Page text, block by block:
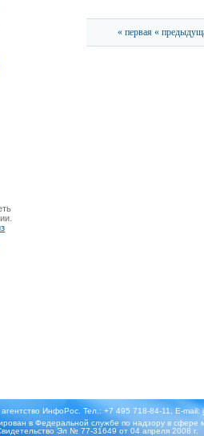
« первая «
ИнфоРос. Тел.: +7 495 718-84-11, E-mail:
в Федеральной службе по надзору в сфере
Эл № 77-31649 от 04 апреля 2008 г.